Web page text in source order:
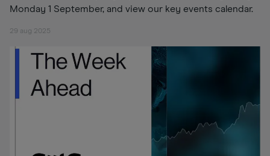
Monday 1 September, and view our key events calendar.
29 aug 2025